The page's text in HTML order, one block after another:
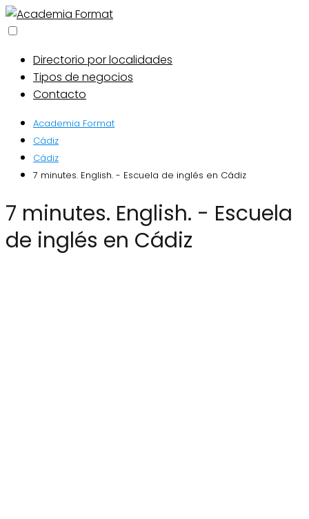
Directorio por localidades
Tipos de negocios
Contacto
Academia Format
Cádiz
Cádiz
7 minutes. English. - Escuela de inglés en Cádiz
7 minutes. English. - Escuela
de inglés en Cádiz